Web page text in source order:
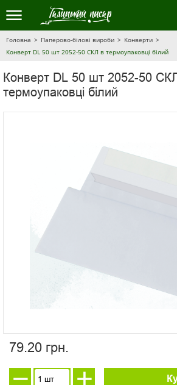
Головна Паперово-білові вироби
Конверти
Конверт DL 50 шт 2052-50 СКЛ в термоупаковці білий
Конверт DL 50 шт 2052-50
термоупаковці білий
79.20 грн.